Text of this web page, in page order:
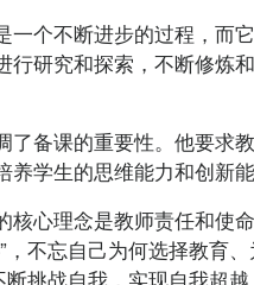
不断进步的过程，而
行研究和探索，不断修炼
备课的重要性。他要求
养学生的思维能力和创
理念是教师责任和使命
不忘自己为何选择教育
挑战自我，实现自我超